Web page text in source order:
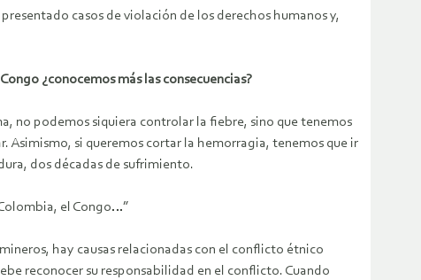
casos de violación de los derechos humanos y,
¿conocemos más las consecuencias?
no podemos siquiera controlar la fiebre, sino que tenemos
Asimismo, si queremos cortar la hemorragia, tenemos que ir
dos décadas de sufrimiento.
el Congo…”
hay causas relacionadas con el conflicto étnico
reconocer su responsabilidad en el conflicto. Cuando